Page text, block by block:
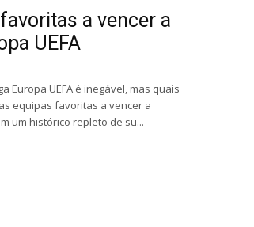
a vencer a
UEFA
Europa UEFA é inegável, mas quais
equipas favoritas a vencer a
um histórico repleto de su...